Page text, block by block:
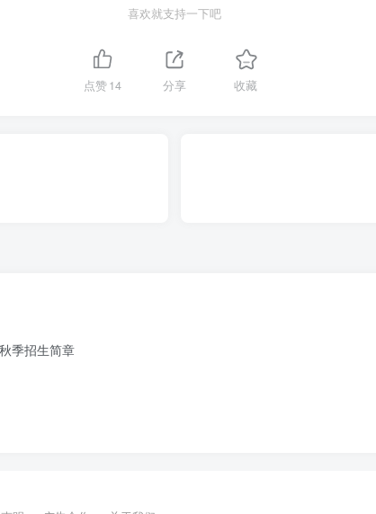
喜欢就支持一下吧
点赞14 分享 收藏
季招生简章